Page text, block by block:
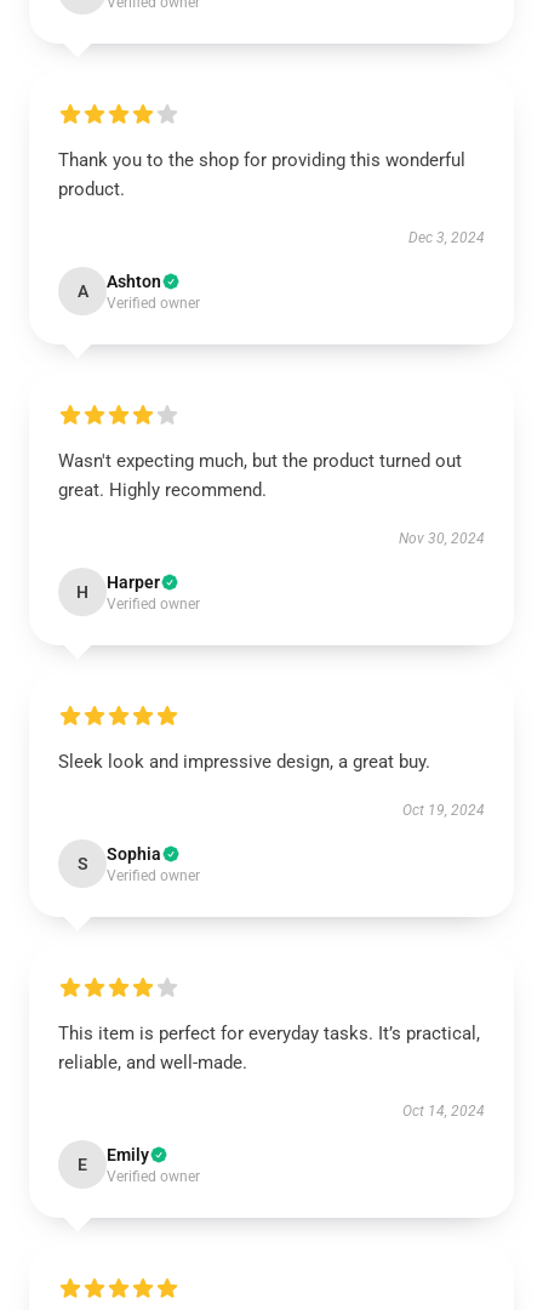
Thank you to the shop for providing this wonderful
product.
Dec 3, 2024
A Ashton
Verified owner
Wasn't expecting much, but the product turned out
great. Highly recommend.
Nov 30, 2024
H Harper
Verified owner
Sleek look and impressive design, a great buy.
Oct 19, 2024
S Sophia
Verified owner
This item is perfect for everyday tasks. It’s practical,
reliable, and well-made.
Oct 14, 2024
E Emily
Verified owner